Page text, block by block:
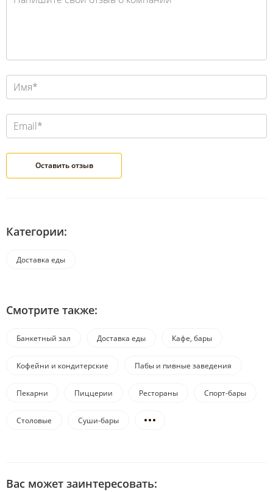
Категории:
Доставка еды
Смотрите также:
Банкетный зал Доставка еды Кафе, бары
Кофейни и кондитерские Пабы и пивные заведения
Пекарни Пиццерии Рестораны Спорт-бары
Столовые Суши-бары
Вас может заинтересовать: